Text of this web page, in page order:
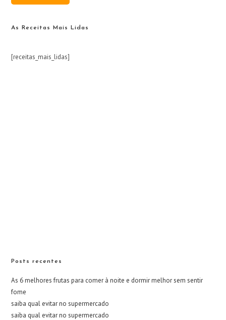
As Receitas Mais Lidas
[receitas_mais_lidas]
Posts recentes
As 6 melhores frutas para comer à noite e dormir melhor sem sentir
fome
saiba qual evitar no supermercado
saiba qual evitar no supermercado